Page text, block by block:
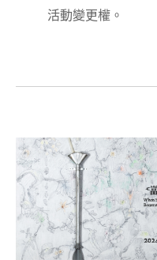
活動變更權。